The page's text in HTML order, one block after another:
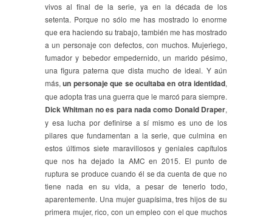
vivos al final de la serie, ya en la década de los
setenta. Porque no sólo me has mostrado lo enorme
que era haciendo su trabajo, también me has mostrado
a un personaje con defectos, con muchos. Mujeriego,
fumador y bebedor empedernido, un marido pésimo,
una figura paterna que dista mucho de ideal. Y aún
más,un personaje que se ocultaba en otra identidad,
que adopta tras una guerra que le marcó para siempre.
Dick Whitman no es para nada como Donald Draper,
y esa lucha por definirse a sí mismo es uno de los
pilares que fundamentan a la serie, que culmina en
estos últimos siete maravillosos y geniales capítulos
que nos ha dejado la AMC en 2015. El punto de
ruptura se produce cuando él se da cuenta de que no
tiene nada en su vida, a pesar de tenerlo todo,
aparentemente. Una mujer guapísima, tres hijos de su
primera mujer, rico, con un empleo con el que muchos